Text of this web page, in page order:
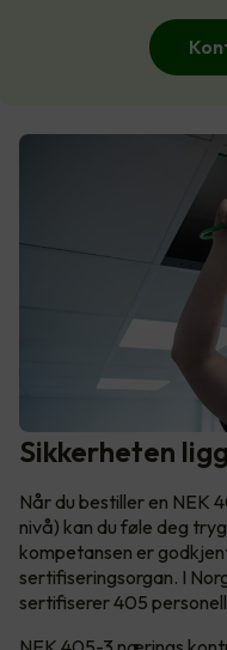
Sikkerheten
Når du bestiller en
nivå) kan du føle deg
kompetansen er
sertifiseringsorgan. I
sertifiserer 405